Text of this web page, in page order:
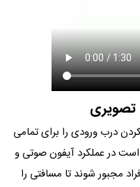
تصویری
درب ورودی را برای تمامی
است در عملکرد آیفون صوتی و
مجبور شوند تا مسافتی را